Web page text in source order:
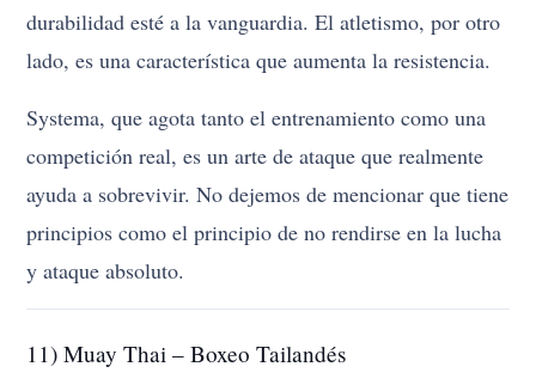
durabilidad esté a la vanguardia. El atletismo, por otro
lado, es una característica que aumenta la resistencia.
Systema, que agota tanto el entrenamiento como una
competición real, es un arte de ataque que realmente
ayuda a sobrevivir. No dejemos de mencionar que tiene
principios como el principio de no rendirse en la lucha
y ataque absoluto.
11) Muay Thai – Boxeo Tailandés